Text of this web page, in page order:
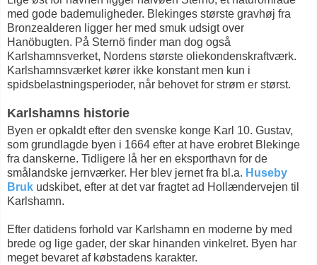
med gode bademuligheder. Blekinges største gravhøj fra
Bronzealderen ligger her med smuk udsigt over
Hanöbugten. På Sternö finder man dog også
Karlshamnsverket, Nordens største oliekondenskraftværk.
Karlshamnsværket kører ikke konstant men kun i
spidsbelastningsperioder, når behovet for strøm er størst.
Karlshamns historie
Byen er opkaldt efter den svenske konge Karl 10. Gustav,
som grundlagde byen i 1664 efter at have erobret Blekinge
fra danskerne. Tidligere lå her en eksporthavn for de
smålandske jernværker. Her blev jernet fra bl.a. Huseby
Bruk udskibet, efter at det var fragtet ad Hollændervejen til
Karlshamn.
Efter datidens forhold var Karlshamn en moderne by med
brede og lige gader, der skar hinanden vinkelret. Byen har
meget bevaret af købstadens karakter.